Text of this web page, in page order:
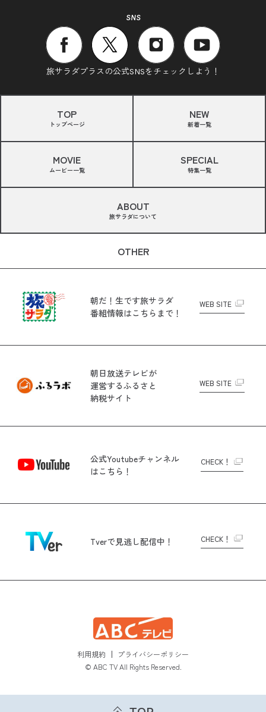
SNS
旅サラダプラスの公式SNSをチェックしよう！
TOP
トップページ
NEW
新着一覧
MOVIE
ムービー一覧
SPECIAL
特集一覧
ABOUT
旅サラダについて
OTHER
朝だ！生です旅サラダ
番組情報はこちらまで！
WEB SITE
朝日放送テレビが
運営するふるさと
納税サイト
WEB SITE
公式Youtubeチャンネル
はこちら！
CHECK！
Tverで見逃し配信中！ CHECK！
利用規約
プライバシーポリシー
© ABC TV All Rights Reserved.